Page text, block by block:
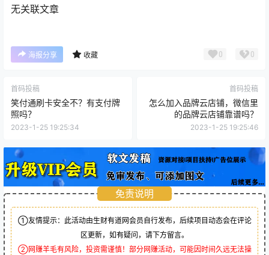
无关联文章
海报分享 收藏 0 0
首码投稿
笑付通刷卡安全不？有支付牌
照吗？
2023-1-25 19:25:34
首码投稿
怎么加入品牌云店铺，微信里
的品牌云店铺靠谱吗？
2023-1-25 19:25:46
免责说明
①友情提示：此活动由生财有道网会员自行发布，后续项目动态会在评论
区更新，如有疑问，请下方留言。
②网赚羊毛有风险，投资需谨慎！部分网赚活动，可能因时间久远无法操